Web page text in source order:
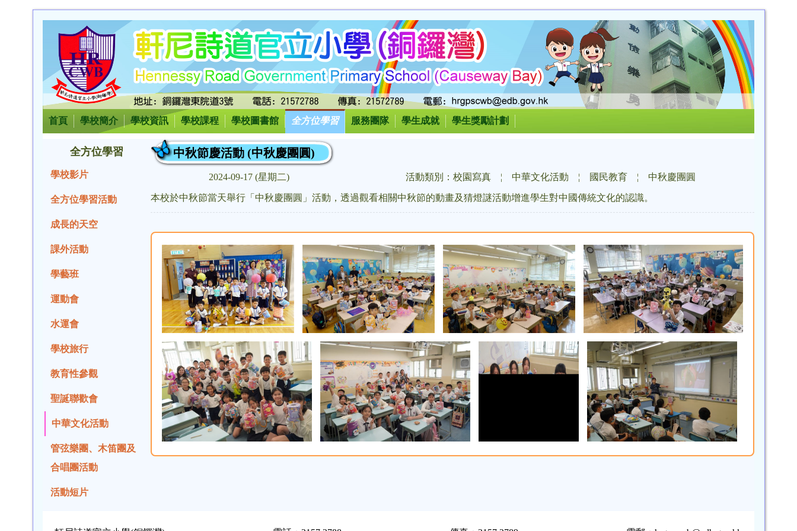
首頁 學校簡介 學校資訊 學校課程 學校圖書館 全方位學習 服務團隊 學生成就 學生獎勵計劃
全方位學習
學校影片
全方位學習活動
成長的天空
課外活動
學藝班
運動會
水運會
學校旅行
教育性參觀
聖誕聯歡會
中華文化活動
管弦樂團、木笛團及
合唱團活動
活動短片
中秋節慶活動 (中秋慶團圓)
2024-09-17 (星期二) 活動類別：校園寫真 ¦ 中華文化活動 ¦ 國民教育 ¦ 中秋慶團圓
本校於中秋節當天舉行「中秋慶團圓」活動，透過觀看相關中秋節的動畫及猜燈謎活動增進學生對中國傳統文化的認識。